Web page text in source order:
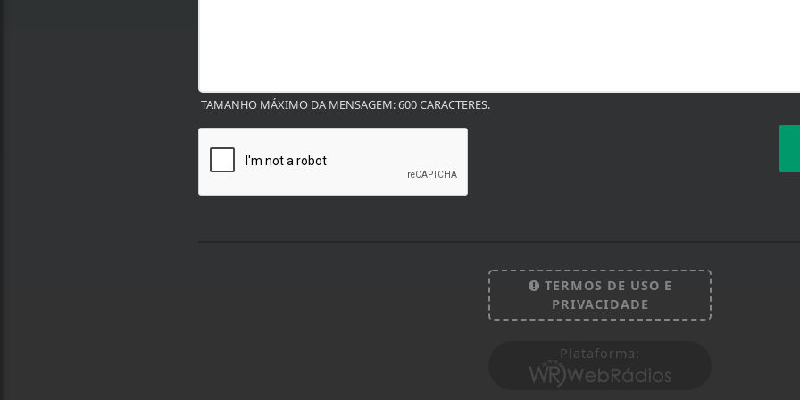
TAMANHO MÁXIMO DA MENSAGEM: 600 CARACTERES.
TERMOS DE USO E
PRIVACIDADE
Plataforma:
Esse site utiliza cookies para melhorar sua experiência de navegação. Ao continuar o acesso,